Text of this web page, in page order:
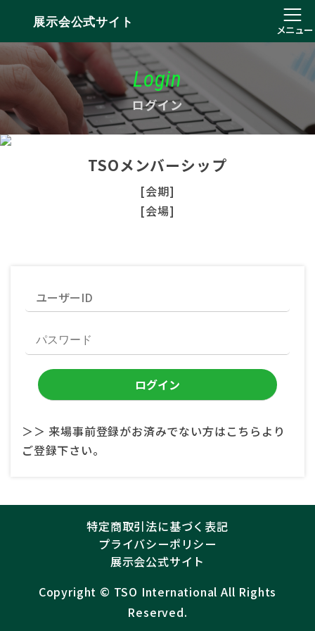
展示会公式サイト
メニュー
Login
ログイン
TSOメンバーシップ
[会期]
[会場]
＞＞ 来場事前登録がお済みでない方はこちらより
ご登録下さい。
特定商取引法に基づく表記
プライバシーポリシー
展示会公式サイト
Copyright ©︎ TSO International All Rights
Reserved.